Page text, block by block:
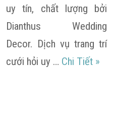
tiên về đám cưới của
uy tín, chất lượng bởi
Dianthus Wedding
Decor. Dịch vụ trang trí
cưới hỏi uy … Chi Tiết »